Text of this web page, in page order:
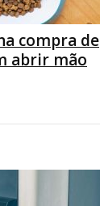
compra de
abrir mão